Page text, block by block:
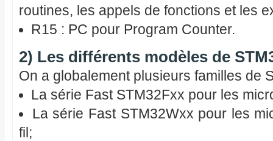
routines, les appels de fonctions et les
R15 : PC pour Program Counter.
2) Les différents modèles de
On a globalement plusieurs familles de
La série Fast STM32Fxx pour les
La série Fast STM32Wxx pour les
fil;